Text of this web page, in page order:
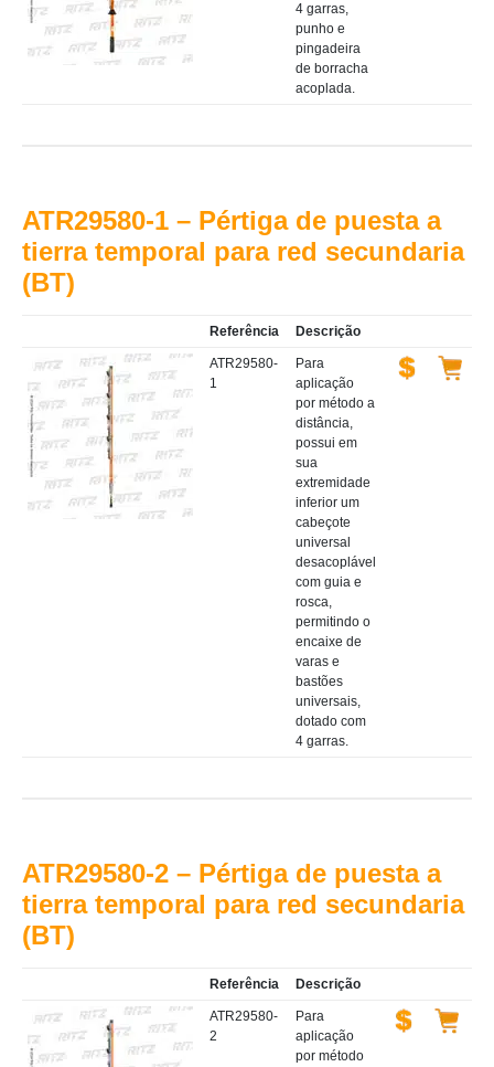
4 garras,
punho e
pingadeira
de borracha
acoplada.
ATR29580-1 – Pértiga de puesta a
tierra temporal para red secundaria
(BT)
Referência Descrição
ATR29580-
1
Para
aplicação
por método a
distância,
possui em
sua
extremidade
inferior um
cabeçote
universal
desacoplável
com guia e
rosca,
permitindo o
encaixe de
varas e
bastões
universais,
dotado com
4 garras.
ATR29580-2 – Pértiga de puesta a
tierra temporal para red secundaria
(BT)
Referência Descrição
ATR29580-
2
Para
aplicação
por método